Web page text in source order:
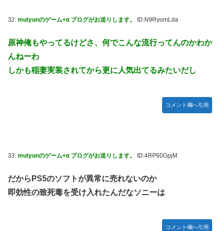
32: mutyunのゲーム+α ブログがお送りします。 ID:N9RyomLda
原神俺もやってるけどさ、何でこんな流行ってんのかわか
んねーわ
しかも稲妻実装されてから更に人気出てるみたいだし
コメント欄へ引用
33: mutyunのゲーム+α ブログがお送りします。 ID:4RP60GpjM
だからPS5のソフトが異常に売れないのか
即効性の致死毒を受け入れたんだなソニーは
コメント欄へ引用